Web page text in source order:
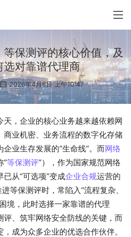
保测评的核心价值，及
选对靠谱代理商
2026年4月6日 上午10:47
天，企业的核心业务越来越依赖网
商业机密、业务流程的数字化存储
业生存发展的“生命线”。而网络
“等保测评”），作为国家规范网络
从“可选项”变成企业合规运营的
等保测评时，常陷入“流程复杂、
境，此时选择一家靠谱的代理
评、筑牢网络安全防线的关键，而
成为众多企业的优选合作伙伴。